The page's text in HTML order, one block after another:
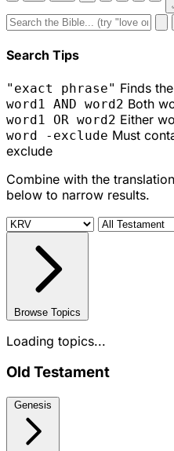
Search Tips
"exact phrase" Finds
word1 AND word2 Both
word1 OR word2 Either
word -exclude Must
exclude
Combine with the
below to narrow results.
Browse Topics
Loading topics...
Old Testament
Genesis